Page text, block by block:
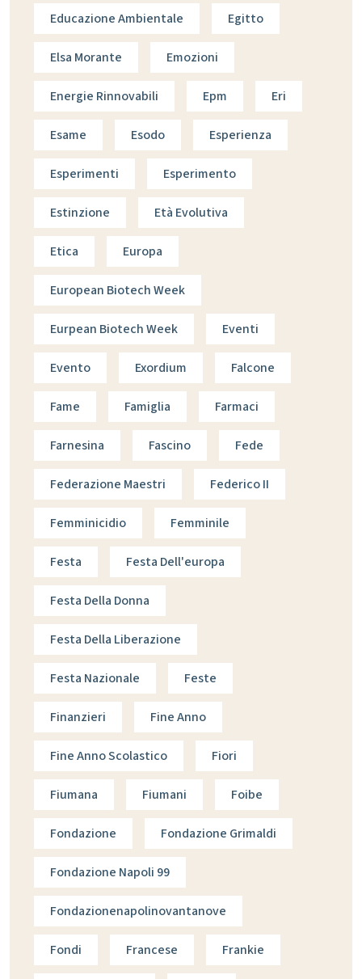
Educazione Ambientale Egitto
Elsa Morante Emozioni
Energie Rinnovabili Epm Eri
Esame Esodo Esperienza
Esperimenti Esperimento
Estinzione Età Evolutiva
Etica Europa
European Biotech Week
Eurpean Biotech Week Eventi
Evento Exordium Falcone
Fame Famiglia Farmaci
Farnesina Fascino Fede
Federazione Maestri Federico II
Femminicidio Femminile
Festa Festa Dell'europa
Festa Della Donna
Festa Della Liberazione
Festa Nazionale Feste
Finanzieri Fine Anno
Fine Anno Scolastico Fiori
Fiumana Fiumani Foibe
Fondazione Fondazione Grimaldi
Fondazione Napoli 99
Fondazionenapolinovantanove
Fondi Francese Frankie